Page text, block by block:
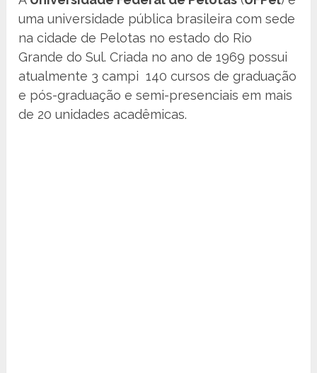
uma universidade pública brasileira com sede
na cidade de Pelotas no estado do Rio
Grande do Sul. Criada no ano de 1969 possui
atualmente 3 campi 140 cursos de graduação
e pós-graduação e semi-presenciais em mais
de 20 unidades acadêmicas.